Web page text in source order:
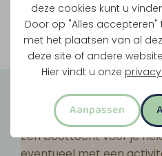
deze cookies kunt u
Door op "Alles accepteren"
met het plaatsen van al
deze site of andere
Hier vindt u onze
Aanpassen
Bekijk onze
Groepsuitjes
Een boottocht voor je